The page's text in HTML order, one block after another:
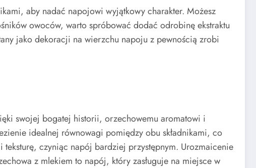
aby nadać napojowi wyjątkowy charakter. Możesz
owoców, warto spróbować dodać odrobinę ekstraktu
jako dekoracji na wierzchu napoju z pewnością zrobi
swojej bogatej historii, orzechowemu aromatowi i
idealnej równowagi pomiędzy obu składnikami, co
czyniąc napój bardziej przystępnym. Urozmaicenie
z mlekiem to napój, który zasługuje na miejsce w